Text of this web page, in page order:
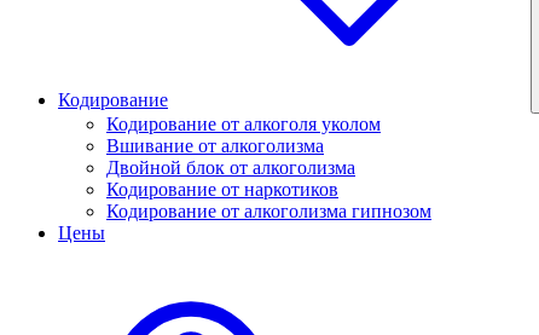
Кодирование
Кодирование от алкоголя уколом
Вшивание от алкоголизма
Двойной блок от алкоголизма
Кодирование от наркотиков
Кодирование от алкоголизма гипнозом
Цены